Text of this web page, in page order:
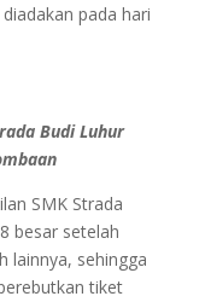
pada hari
Budi Luhur
SMK Strada
besar setelah
lainnya, sehingga
tiket